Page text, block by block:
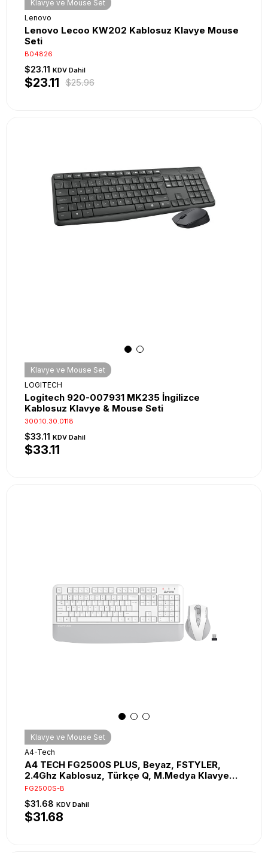
Klavye ve Mouse Set
Lenovo
Lenovo Lecoo KW202 Kablosuz Klavye Mouse
Seti
B04826
$23.11 KDV Dahil
$23.11 $25.96
Klavye ve Mouse Set
LOGITECH
Logitech 920-007931 MK235 İngilizce
Kablosuz Klavye & Mouse Seti
300.10.30.0118
$33.11 KDV Dahil
$33.11
Klavye ve Mouse Set
A4-Tech
A4 TECH FG2500S PLUS, Beyaz, FSTYLER,
2.4Ghz Kablosuz, Türkçe Q, M.Medya Klavye
Mouse Set
FG2500S-B
$31.68 KDV Dahil
$31.68